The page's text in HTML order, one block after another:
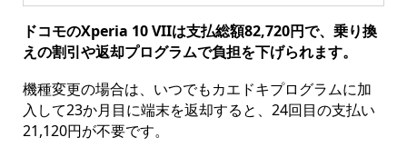
ドコモのXperia 10 VIIは支払総額82,720円で、乗り換
えの割引や返却プログラムで負担を下げられます。
機種変更の場合は、いつでもカエドキプログラムに加
入して23か月目に端末を返却すると、24回目の支払い
21,120円が不要です。